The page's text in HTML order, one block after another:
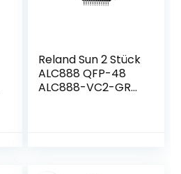
Reland Sun 2 Stück
ALC888 QFP-48
ALC888-VC2-GR